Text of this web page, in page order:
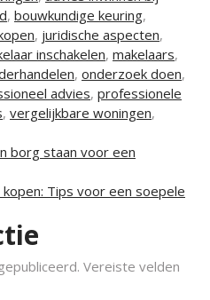
, bouwkundige keuring,
, juridische aspecten,
inschakelen, makelaars,
, onderzoek doen,
advies, professionele
, vergelijkbare woningen,
borg staan voor een
Tips voor een soepele
Vereiste velden